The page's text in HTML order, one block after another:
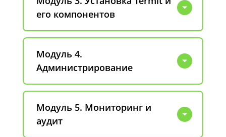
его компонентов
Модуль 4.
Администрирование
Модуль 5. Мониторинг и
аудит